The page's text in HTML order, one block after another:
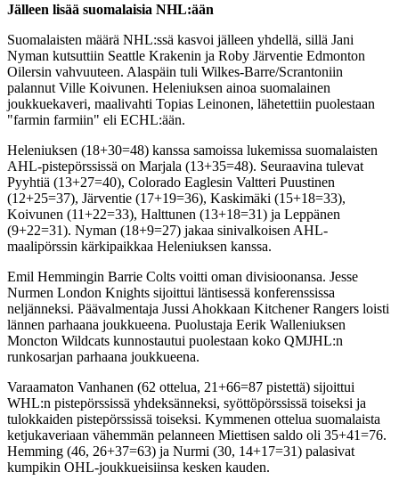
Jälleen lisää suomalaisia NHL:ään
Suomalaisten määrä NHL:ssä kasvoi jälleen yhdellä, sillä Jani
Nyman kutsuttiin Seattle Krakenin ja Roby Järventie Edmonton
Oilersin vahvuuteen. Alaspäin tuli Wilkes-Barre/Scrantoniin
palannut Ville Koivunen. Heleniuksen ainoa suomalainen
joukkuekaveri, maalivahti Topias Leinonen, lähetettiin puolestaan
"farmin farmiin" eli ECHL:ään.
Heleniuksen (18+30=48) kanssa samoissa lukemissa suomalaisten
AHL-pistepörssissä on Marjala (13+35=48). Seuraavina tulevat
Pyyhtiä (13+27=40), Colorado Eaglesin Valtteri Puustinen
(12+25=37), Järventie (17+19=36), Kaskimäki (15+18=33),
Koivunen (11+22=33), Halttunen (13+18=31) ja Leppänen
(9+22=31). Nyman (18+9=27) jakaa sinivalkoisen AHL-
maalipörssin kärkipaikkaa Heleniuksen kanssa.
Emil Hemmingin Barrie Colts voitti oman divisioonansa. Jesse
Nurmen London Knights sijoittui läntisessä konferenssissa
neljänneksi. Päävalmentaja Jussi Ahokkaan Kitchener Rangers loisti
lännen parhaana joukkueena. Puolustaja Eerik Walleniuksen
Moncton Wildcats kunnostautui puolestaan koko QMJHL:n
runkosarjan parhaana joukkueena.
Varaamaton Vanhanen (62 ottelua, 21+66=87 pistettä) sijoittui
WHL:n pistepörssissä yhdeksänneksi, syöttöpörssissä toiseksi ja
tulokkaiden pistepörssissä toiseksi. Kymmenen ottelua suomalaista
ketjukaveriaan vähemmän pelanneen Miettisen saldo oli 35+41=76.
Hemming (46, 26+37=63) ja Nurmi (30, 14+17=31) palasivat
kumpikin OHL-joukkueisiinsa kesken kauden.